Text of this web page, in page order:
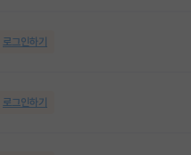
로그인하기
로그인하기